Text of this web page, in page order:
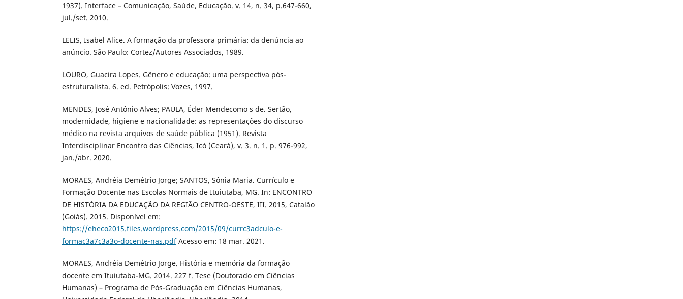
1937). Interface – Comunicação, Saúde, Educação. v. 14, n. 34, p.647-660,
jul./set. 2010.
LELIS, Isabel Alice. A formação da professora primária: da denúncia ao
anúncio. São Paulo: Cortez/Autores Associados, 1989.
LOURO, Guacira Lopes. Gênero e educação: uma perspectiva pós-
estruturalista. 6. ed. Petrópolis: Vozes, 1997.
MENDES, José Antônio Alves; PAULA, Éder Mendecomo s de. Sertão,
modernidade, higiene e nacionalidade: as representações do discurso
médico na revista arquivos de saúde pública (1951). Revista
Interdisciplinar Encontro das Ciências, Icó (Ceará), v. 3. n. 1. p. 976-992,
jan./abr. 2020.
MORAES, Andréia Demétrio Jorge; SANTOS, Sônia Maria. Currículo e
Formação Docente nas Escolas Normais de Ituiutaba, MG. In: ENCONTRO
DE HISTÓRIA DA EDUCAÇÃO DA REGIÃO CENTRO-OESTE, III. 2015, Catalão
(Goiás). 2015. Disponível em:
https://eheco2015.files.wordpress.com/2015/09/currc3adculo-e-
formac3a7c3a3o-docente-nas.pdfAcesso em: 18 mar. 2021.
MORAES, Andréia Demétrio Jorge. História e memória da formação
docente em Ituiutaba-MG. 2014. 227 f. Tese (Doutorado em Ciências
Humanas) – Programa de Pós-Graduação em Ciências Humanas,